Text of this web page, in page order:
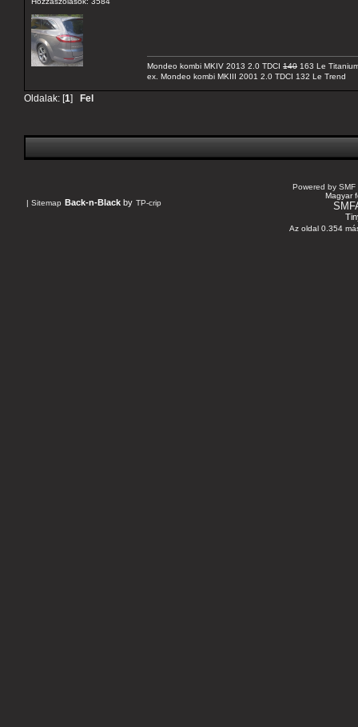
Mondeo kombi MKIV 2013 2.0 TDCI 140 163 Le
ex. Mondeo kombi MKIII 2001 2.0 TDCI 132 Le Trend
Oldalak: [1] Fel
| Sitemap Back-n-Black by TP-crip
Powered by SMF
Magyar
Az oldal 0.354